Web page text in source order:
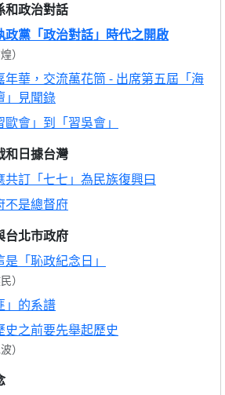
和政治對話
政黨「政治對話」時代之開啟
）
年華，交流萬花筒 - 出席第五屆「海
」見聞錄
歐會」到「習吳會」
和日據台灣
共訂「七七」為民族復興曰
不是總督府
台北市政府
「恥政紀念日」
）
」的系譜
史之前要先舉起歷史
）